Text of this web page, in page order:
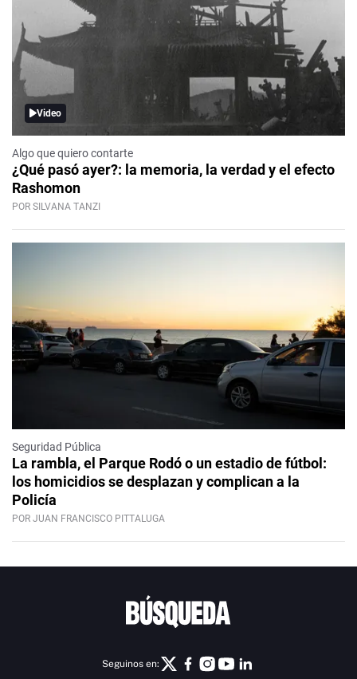
Video
Algo que quiero contarte
¿Qué pasó ayer?: la memoria, la verdad y el efecto
Rashomon
POR SILVANA TANZI
Seguridad Pública
La rambla, el Parque Rodó o un estadio de fútbol:
los homicidios se desplazan y complican a la
Policía
POR JUAN FRANCISCO PITTALUGA
Seguinos en: